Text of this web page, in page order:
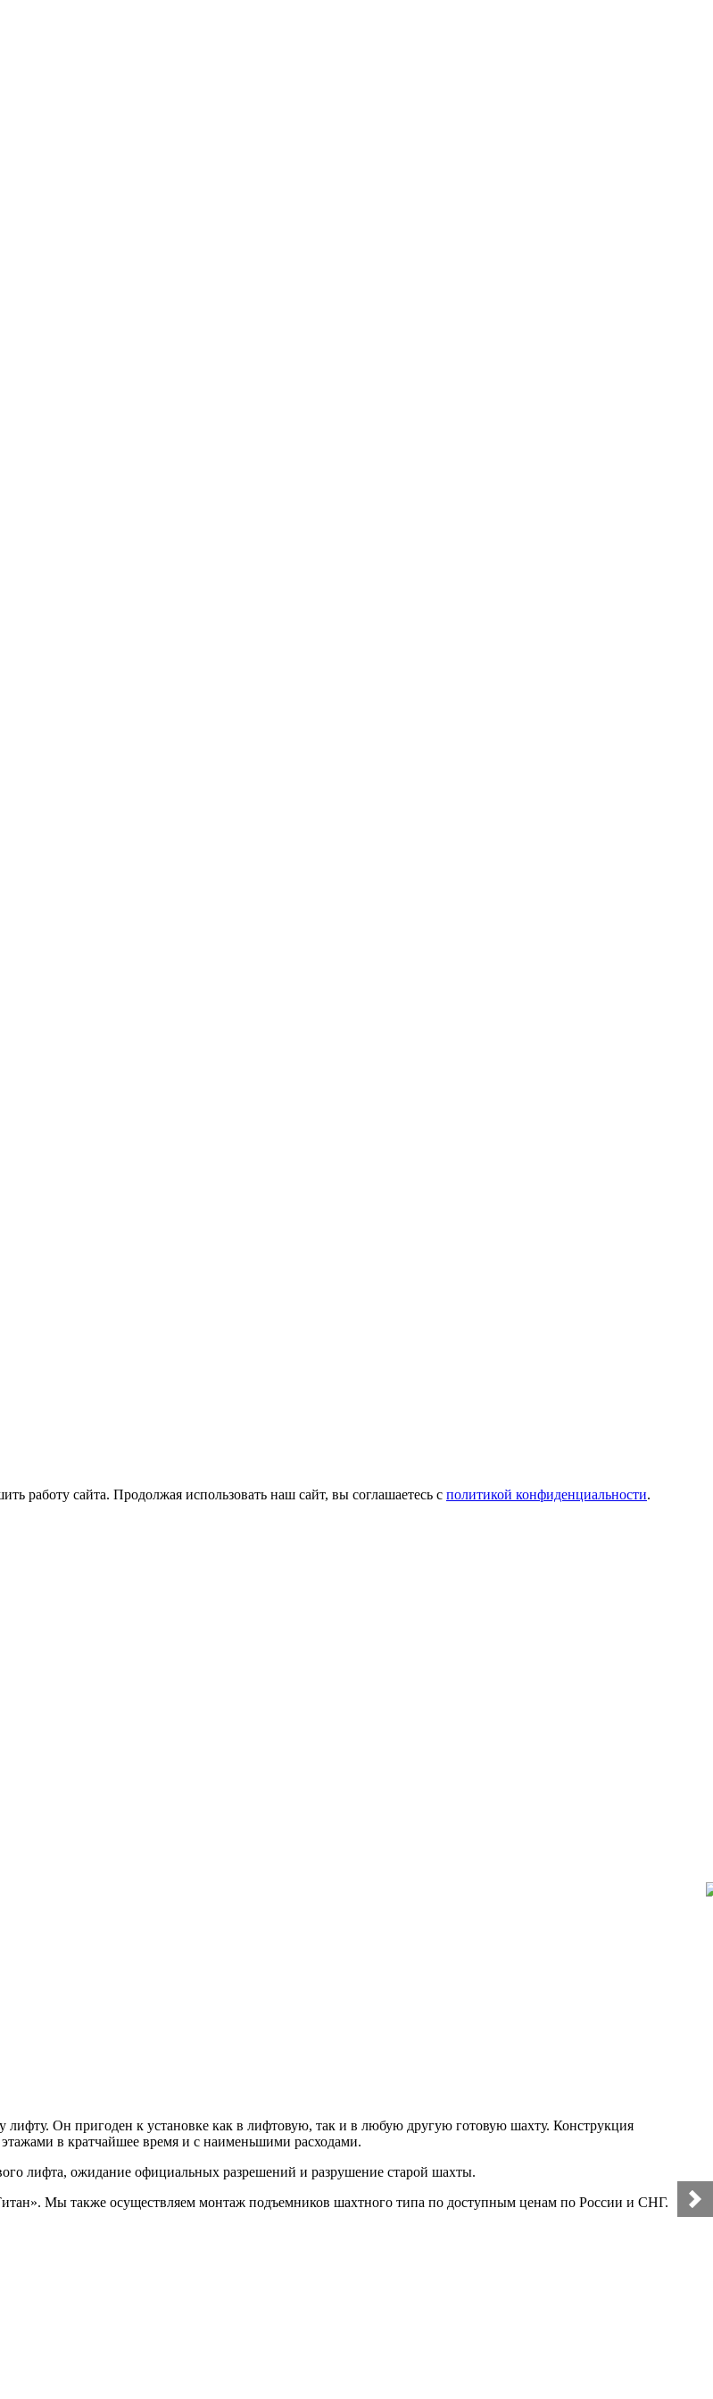
работу сайта. Продолжая использовать наш сайт, вы соглашаетесь с политикой конфиденциальности.
Он пригоден к установке как в лифтовую, так и в любую другую готовую шахту. Конструкция
в кратчайшее время и с наименьшими расходами.
лифта, ожидание официальных разрешений и разрушение старой шахты.
Мы также осуществляем монтаж подъемников шахтного типа по доступным ценам по России и СНГ.